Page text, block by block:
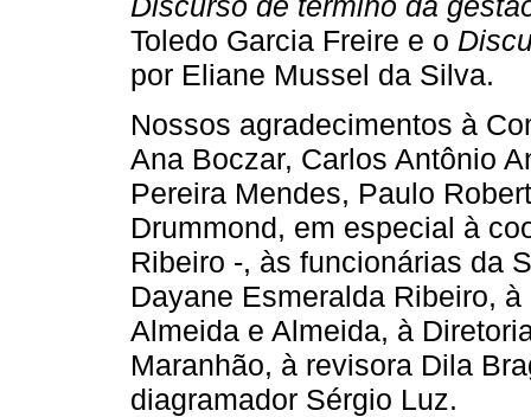
Toledo Garcia Freire e o
por Eliane Mussel da Silva.
Nossos agradecimentos à
Ana Boczar, Carlos Antônio
Pereira Mendes, Paulo
Drummond, em especial à
Ribeiro -, às funcionárias da
Dayane Esmeralda Ribeiro,
Almeida e Almeida, à
Maranhão, à revisora Dila
diagramador Sérgio Luz.